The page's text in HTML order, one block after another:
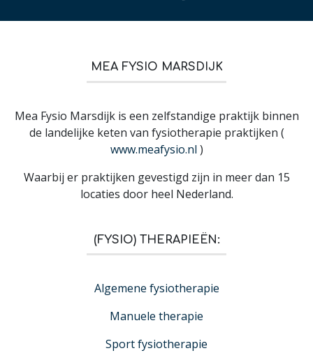
MEA FYSIO MARSDIJK
Mea Fysio Marsdijk is een zelfstandige praktijk binnen
de landelijke keten van fysiotherapie praktijken (
www.meafysio.nl )
Waarbij er praktijken gevestigd zijn in meer dan 15
locaties door heel Nederland.
(FYSIO) THERAPIEËN:
Algemene fysiotherapie
Manuele therapie
Sport fysiotherapie